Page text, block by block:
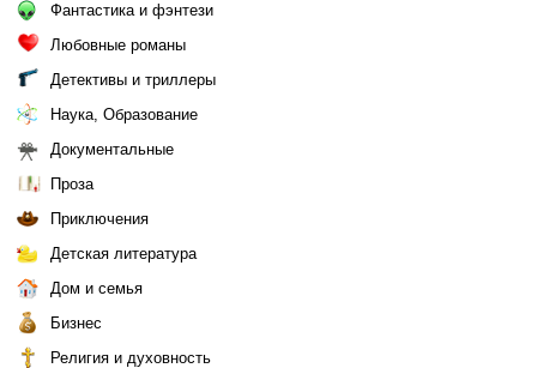
Фантастика и фэнтези
Любовные романы
Детективы и триллеры
Наука, Образование
Документальные
Проза
Приключения
Детская литература
Дом и семья
Бизнес
Религия и духовность